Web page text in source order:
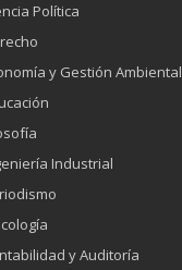
Política
y Gestión Ambiental
Industrial
y Auditoría